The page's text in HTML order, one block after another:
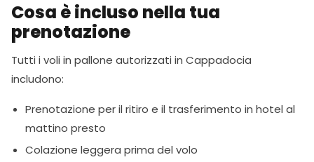
Cosa è incluso nella tua
prenotazione
Tutti i voli in pallone autorizzati in Cappadocia
includono:
Prenotazione per il ritiro e il trasferimento in hotel al
mattino presto
Colazione leggera prima del volo